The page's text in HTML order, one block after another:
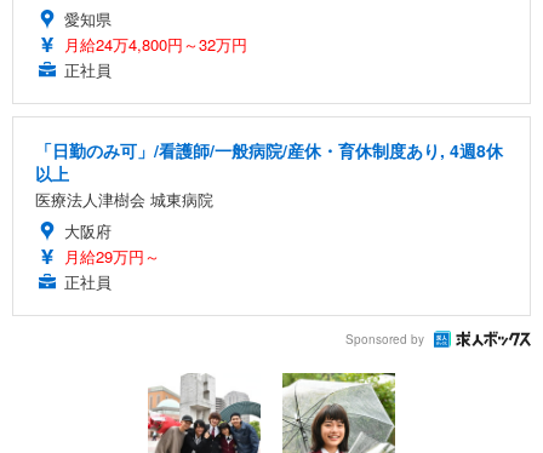
愛知県
月給24万4,800円～32万円
正社員
「日勤のみ可」/看護師/一般病院/産休・育休制度あり, 4週8休
以上
医療法人津樹会 城東病院
大阪府
月給29万円～
正社員
Sponsored by